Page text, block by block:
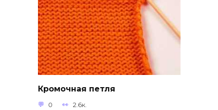
Кромочная петля
0 2.6к.